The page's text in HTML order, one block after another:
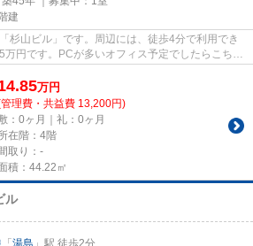
建
杉山ビル」です。周辺には、徒歩4分で利用でき
円です。PCが多いオフィス予定でしたらこちら
...
万円
理費・共益費 13,200円)
：0ヶ月｜礼：0ヶ月
在階：4階
取り：-
積：44.22㎡
ル
「 湯島 」駅 徒歩2分